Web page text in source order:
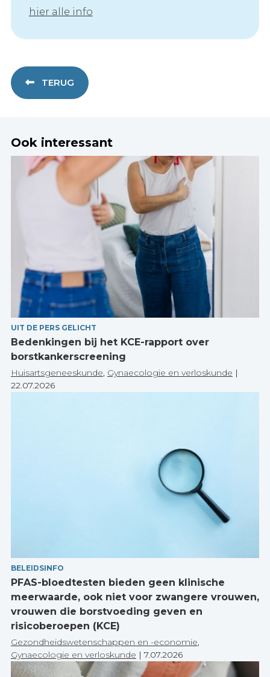
hier alle info
TERUG
Ook interessant
UIT DE PERS GELICHT
Bedenkingen bij het KCE-rapport over
borstkankerscreening
Huisartsgeneeskunde, Gynaecologie en verloskunde |
22.07.2026
BELEIDSINFO
PFAS-bloedtesten bieden geen klinische
meerwaarde, ook niet voor zwangere vrouwen,
vrouwen die borstvoeding geven en
risicoberoepen (KCE)
Gezondheidswetenschappen en -economie,
Gynaecologie en verloskunde | 7.07.2026